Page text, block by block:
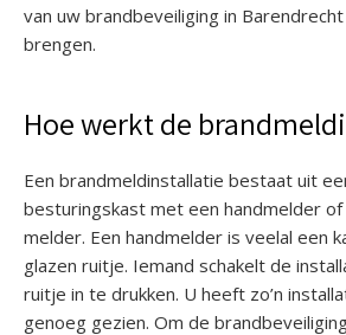
van uw brandbeveiliging in
brengen.
Hoe werkt de
Een brandmeldinstallatie bestaat uit
besturingskast met een handmelder
melder. Een handmelder is veelal een
glazen ruitje. Iemand schakelt de
ruitje in te drukken. U heeft zo’n
genoeg gezien. Om de